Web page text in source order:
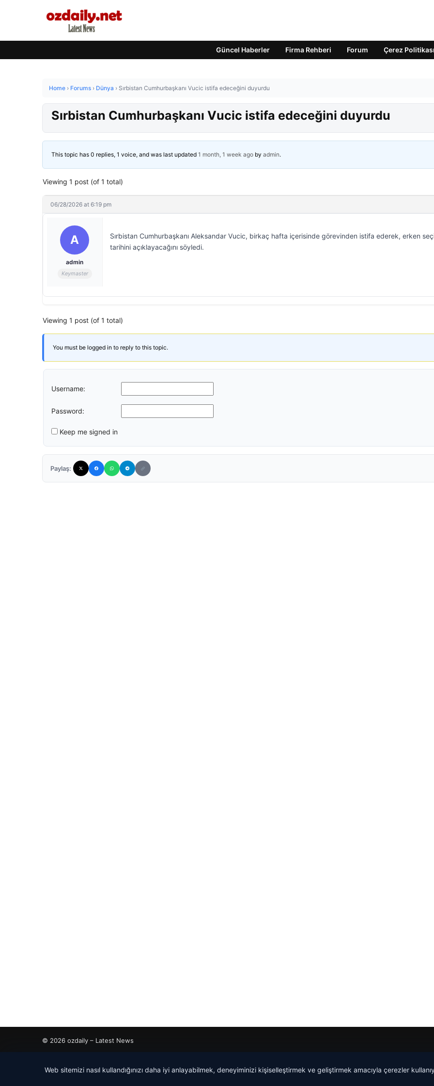
Güncel Haberler Firma Rehberi Forum Çerez Politikası
Home › Forums › Dünya › Sırbistan Cumhurbaşkanı Vucic istifa edeceğini duyurdu
Sırbistan Cumhurbaşkanı Vucic istifa edeceğini duyurdu
This topic has 0 replies, 1 voice, and was last updated 1 month, 1 week ago by admin.
Viewing 1 post (of 1 total)
06/28/2026 at 6:19 pm
A
admin
Keymaster
Sırbistan Cumhurbaşkanı Aleksandar Vucic, birkaç hafta içerisinde görevinden istifa ederek, erken
tarihini açıklayacağını söyledi.
Viewing 1 post (of 1 total)
You must be logged in to reply to this topic.
Username:
Password:
Keep me signed in
Paylaş:
© 2026 ozdaily – Latest News
Web sitemizi nasıl kullandığınızı daha iyi anlayabilmek, deneyiminizi kişiselleştirmek ve geliştirmek amacıyla çerezler